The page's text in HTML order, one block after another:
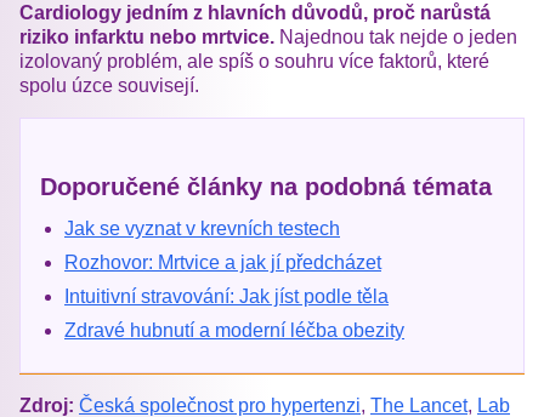
Cardiology jedním z hlavních důvodů, proč narůstá
riziko infarktu nebo mrtvice. Najednou tak nejde o jeden
izolovaný problém, ale spíš o souhru více faktorů, které
spolu úzce souvisejí.
Doporučené články na podobná témata
Jak se vyznat v krevních testech
Rozhovor: Mrtvice a jak jí předcházet
Intuitivní stravování: Jak jíst podle těla
Zdravé hubnutí a moderní léčba obezity
Zdroj: Česká společnost pro hypertenzi, The Lancet, Lab